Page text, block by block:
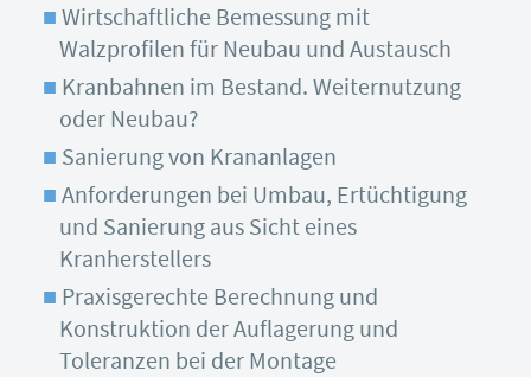
Wirtschaftliche Bemessung mit
Walzprofilen für Neubau und Austausch
Kranbahnen im Bestand. Weiternutzung
oder Neubau?
Sanierung von Krananlagen
Anforderungen bei Umbau, Ertüchtigung
und Sanierung aus Sicht eines
Kranherstellers
Praxisgerechte Berechnung und
Konstruktion der Auflagerung und
Toleranzen bei der Montage